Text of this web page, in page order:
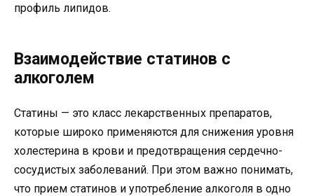
профиль липидов.
Взаимодействие статинов с
алкоголем
Статины — это класс лекарственных препаратов,
которые широко применяются для снижения уровня
холестерина в крови и предотвращения сердечно-
сосудистых заболеваний. При этом важно понимать,
что прием статинов и употребление алкоголя в одно